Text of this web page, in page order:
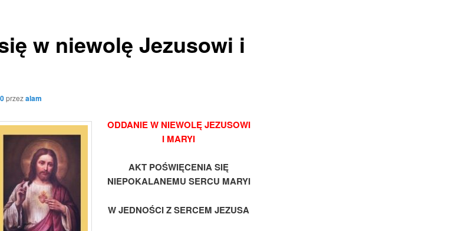
w niewolę Jezusowi i
przezalam
ODDANIE W NIEWOLĘ JEZUSOWI
I MARYI
AKT POŚWIĘCENIA SIĘ
NIEPOKALANEMU SERCU MARYI
W JEDNOŚCI Z SERCEM JEZUSA